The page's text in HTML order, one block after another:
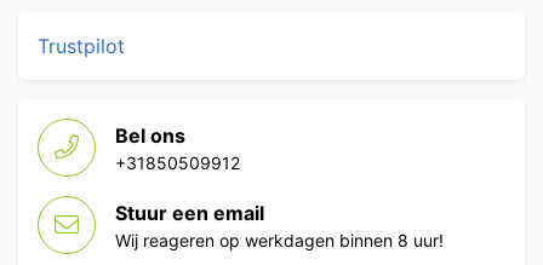
Trustpilot
Bel ons
+31850509912
Stuur een email
Wij reageren op werkdagen binnen 8 uur!